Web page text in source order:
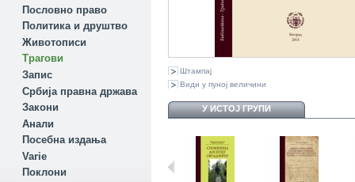
Пословно право
Политика и друштво
Животописи
Трагови
Запис
Србија правна држава
Закони
Aнали
Посебна издања
Variе
Поклони
Штампај
Види у пуној величини
У ИСТОЈ ГРУПИ